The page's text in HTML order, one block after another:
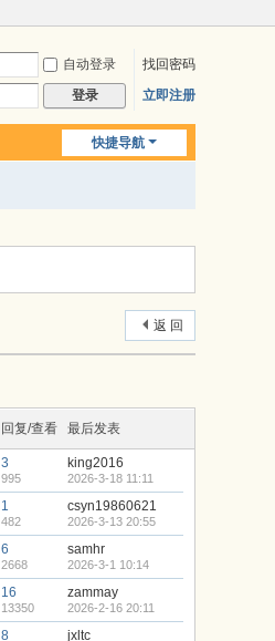
自动登录
找回密码
登录 立即注册
快捷导航
返 回
回复/查看 最后发表
3
995
king2016
2026-3-18 11:11
1
482
csyn19860621
2026-3-13 20:55
6
2668
samhr
2026-3-1 10:14
16
13350
zammay
2026-2-16 20:11
8 jxltc